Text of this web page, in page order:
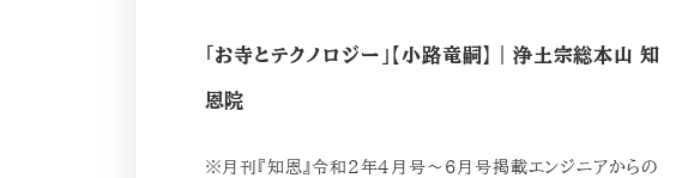
「お寺とテクノロジー」【小路竜嗣】｜浄土宗総本山 知
恩院
※月刊『知恩』令和2年4月号～6月号掲載エンジニアからの